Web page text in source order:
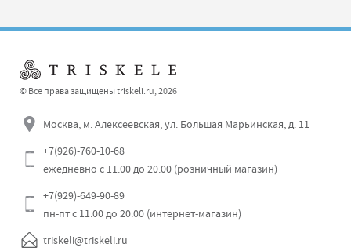
© Все права защищены triskeli.ru, 2026
Москва, м. Алексеевская, ул. Большая Марьинская, д. 11
+7(926)-760-10-68
ежедневно с 11.00 до 20.00 (розничный магазин)
+7(929)-649-90-89
пн-пт с 11.00 до 20.00 (интернет-магазин)
triskeli@triskeli.ru